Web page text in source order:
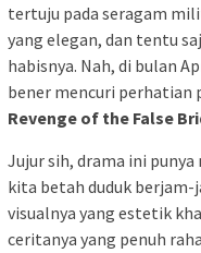
tertuju pada seragam
yang elegan, dan tentu
habisnya. Nah, di bulan
bener mencuri perhatian
Revenge of the False
Jujur sih, drama ini
kita betah duduk berjam-
visualnya yang estetik
ceritanya yang penuh